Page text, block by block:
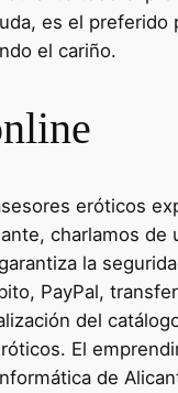
es el preferido
el cariño.
eróticos
charlamos de
la
PayPal,
del
El
de